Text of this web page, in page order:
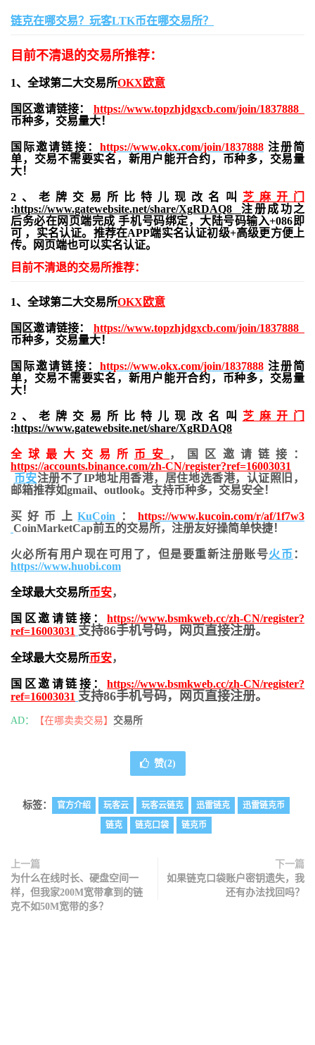
链克在哪交易？玩客LTK币在哪交易所？
目前不清退的交易所推荐：
1、全球第二大交易所OKX欧意
国区邀请链接： https://www.topzhjdgxcb.com/join/1837888
币种多，交易量大！
国际邀请链接： https://www.okx.com/join/1837888注册简
单，交易不需要实名，新用户能开合约， 币种多，交易量
大！
2、老牌交易所比特儿现改名叫 芝麻开门
:https://www.gatewebsite.net/share/XgRDAQ8 注册成功之
后务必在网页端完成 手机号码绑定，大陆号码输入+086即
可 ，实名认证。推荐在APP端实名认证初级+高级更方便上
传。网页端也可以实名认证。
目前不清退的交易所推荐：
1、全球第二大交易所OKX欧意
国区邀请链接： https://www.topzhjdgxcb.com/join/1837888
币种多，交易量大！
国际邀请链接： https://www.okx.com/join/1837888注册简
单，交易不需要实名，新用户能开合约， 币种多，交易量
大！
2、老牌交易所比特儿现改名叫 芝麻开门
:https://www.gatewebsite.net/share/XgRDAQ8
全球最大交易所 币安
，国区邀请链接：
https://accounts.binance.com/zh-CN/register?ref=16003031
币安注册不了IP地址用香港，居住地选香港，认证照旧，
邮箱推荐如gmail、outlook。支持币种多，交易安全！
买好币上KuCoin ：https://www.kucoin.com/r/af/1f7w3
CoinMarketCap前五的交易所，注册友好操简单快捷！
火必所有用户现在可用了，但是要重新注册账号火币 ：
https://www.huobi.com
全球最大交易所币安，
国区邀请链接： https://www.bsmkweb.cc/zh-CN/register?
ref=16003031 支持86手机号码，网页直接注册。
全球最大交易所币安，
国区邀请链接： https://www.bsmkweb.cc/zh-CN/register?
ref=16003031 支持86手机号码，网页直接注册。
AD： 【在哪卖卖交易】 交易所
赞(2)
标签： 官方介绍 玩客云 玩客云链克 迅雷链克
迅雷链克币
链克
链克口袋 链克币
上一篇
为什么在线时长、硬盘空间一
样，但我家200M宽带拿到的链
克不如50M宽带的多？
下一篇
如果链克口袋账户密钥遗失，我
还有办法找回吗？